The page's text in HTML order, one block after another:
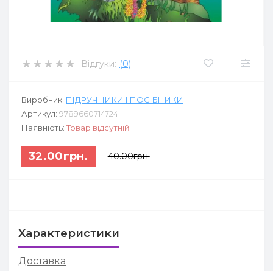
Відгуки: (0)
Виробник: ПІДРУЧНИКИ І ПОСІБНИКИ
Артикул: 9789660714724
Наявність: Товар відсутній
32.00грн. 40.00грн.
Характеристики
Доставка